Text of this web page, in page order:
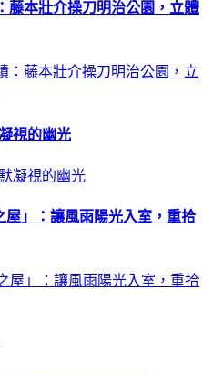
藤本壯介操刀明治公園，立體
視的幽光
」：讓風雨陽光入室，重拾